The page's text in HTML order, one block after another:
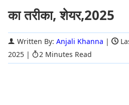
का तरीका, शेयर,2025
Written By: Anjali Khanna |
2025 | 2 Minutes Read